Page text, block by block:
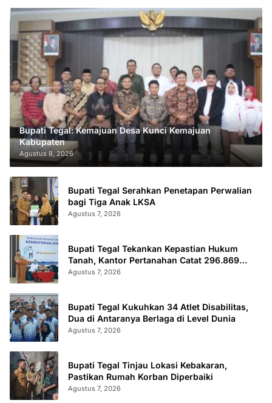
Bupati Tegal: Kemajuan Desa Kunci Kemajuan
Kabupaten
Agustus 8, 2026
Bupati Tegal Serahkan Penetapan Perwalian
bagi Tiga Anak LKSA
Agustus 7, 2026
Bupati Tegal Tekankan Kepastian Hukum
Tanah, Kantor Pertanahan Catat 296.869
Sertifikat Terbit
Agustus 7, 2026
Bupati Tegal Kukuhkan 34 Atlet Disabilitas,
Dua di Antaranya Berlaga di Level Dunia
Agustus 7, 2026
Bupati Tegal Tinjau Lokasi Kebakaran,
Pastikan Rumah Korban Diperbaiki
Agustus 7, 2026